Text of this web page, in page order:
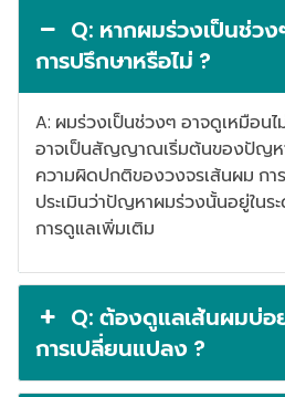
Q: หากผมร่วงเป็นช่วง
การปรึกษาหรือไม่ ?
A: ผมร่วงเป็นช่วงๆ อาจดูเหมือน
อาจเป็นสัญญาณเริ่มต้นของปัญห
ความผิดปกติของวงจรเส้นผม กา
ประเมินว่าปัญหาผมร่วงนั้นอยู่ในร
การดูแลเพิ่มเติม
Q: ต้องดูแลเส้นผมบ่อ
การเปลี่ยนแปลง ?